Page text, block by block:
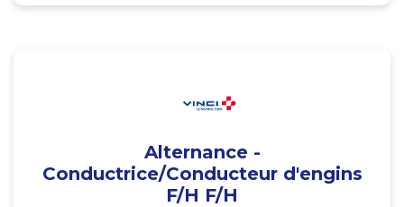
Alternance -
Conductrice/Conducteur d'engins
F/H F/H